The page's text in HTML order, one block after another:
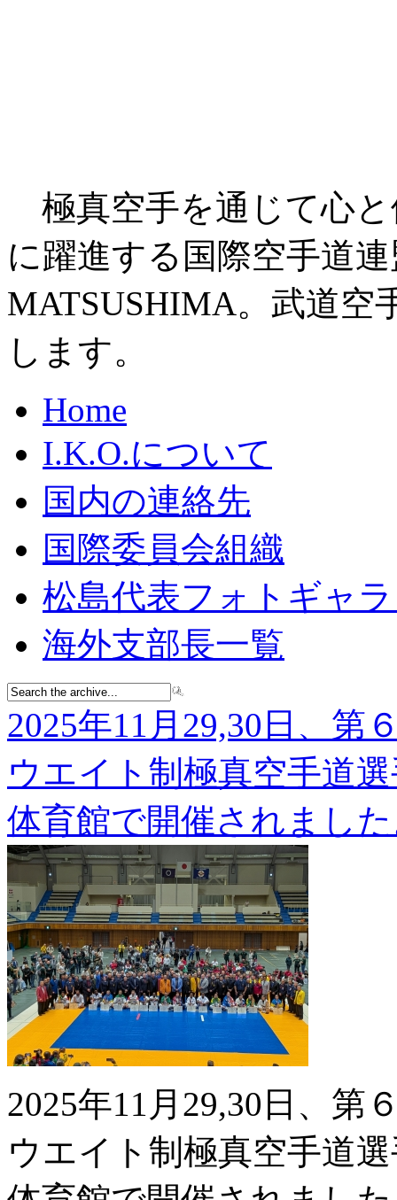
極真空手を通じて心
に躍進する国際空手道
MATSUSHIMA。武道空
します。
Home
I.K.O.について
国内の連絡先
国際委員会組織
松島代表フォトギャ
海外支部長一覧
2025年11月29,30日、第
ウエイト制極真空手道
体育館で開催されまし
2025年11月29,30日、第
ウエイト制極真空手道